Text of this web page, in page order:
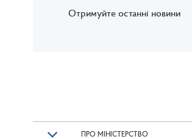
Отримуйте останні новини
ПРО МІНІСТЕРСТВО